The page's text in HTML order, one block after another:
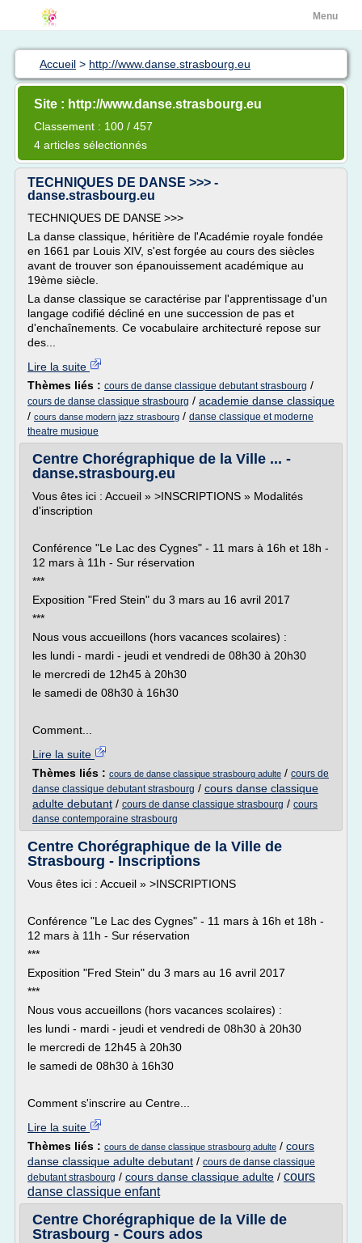
Menu
Accueil > http://www.danse.strasbourg.eu
Site : http://www.danse.strasbourg.eu
Classement : 100 / 457
4 articles sélectionnés
TECHNIQUES DE DANSE >>> -
danse.strasbourg.eu
TECHNIQUES DE DANSE >>>
La danse classique, héritière de l'Académie royale fondée
en 1661 par Louis XIV, s'est forgée au cours des siècles
avant de trouver son épanouissement académique au
19ème siècle.
La danse classique se caractérise par l'apprentissage d'un
langage codifié décliné en une succession de pas et
d'enchaînements. Ce vocabulaire architecturé repose sur
des...
Lire la suite
Thèmes liés : cours de danse classique debutant strasbourg /
cours de danse classique strasbourg / academie danse classique
/ cours danse modern jazz strasbourg / danse classique et moderne
theatre musique
Centre Chorégraphique de la Ville ... -
danse.strasbourg.eu
Vous êtes ici : Accueil » >INSCRIPTIONS » Modalités
d'inscription
Conférence "Le Lac des Cygnes" - 11 mars à 16h et 18h -
12 mars à 11h - Sur réservation
***
Exposition "Fred Stein" du 3 mars au 16 avril 2017
***
Nous vous accueillons (hors vacances scolaires) :
les lundi - mardi - jeudi et vendredi de 08h30 à 20h30
le mercredi de 12h45 à 20h30
le samedi de 08h30 à 16h30
Comment...
Lire la suite
Thèmes liés : cours de danse classique strasbourg adulte / cours de
danse classique debutant strasbourg / cours danse classique
adulte debutant / cours de danse classique strasbourg / cours
danse contemporaine strasbourg
Centre Chorégraphique de la Ville de
Strasbourg - Inscriptions
Vous êtes ici : Accueil » >INSCRIPTIONS
Conférence "Le Lac des Cygnes" - 11 mars à 16h et 18h -
12 mars à 11h - Sur réservation
***
Exposition "Fred Stein" du 3 mars au 16 avril 2017
***
Nous vous accueillons (hors vacances scolaires) :
les lundi - mardi - jeudi et vendredi de 08h30 à 20h30
le mercredi de 12h45 à 20h30
le samedi de 08h30 à 16h30
Comment s'inscrire au Centre...
Lire la suite
Thèmes liés : cours de danse classique strasbourg adulte / cours
danse classique adulte debutant / cours de danse classique
debutant strasbourg / cours danse classique adulte / cours
danse classique enfant
Centre Chorégraphique de la Ville de
Strasbourg - Cours ados